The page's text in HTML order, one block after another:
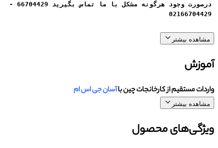
درصورت وجود هرگونه مشکل با ما تماس بگیرید 66704429 -
02166704429
مشاهده بیشتر
آموزش
واردات مستقیم از کارخانجات چین باآسان جی اس ام
مشاهده بیشتر
ویژگی‌های محصول